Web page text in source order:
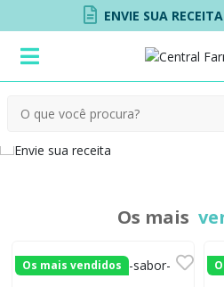
ENVIE SUA
Os mais
Os mais vendidos